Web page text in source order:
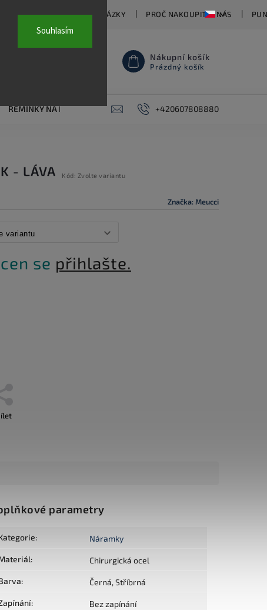
Souhlasím
ČASTO KLADENÉ OTÁZKY PROČ NAKOUPIT U NÁS
Nákupní košík
Prázdný košík
ŘEMÍNKY NA HODINKY AKCE PIERCING
+420607808880
- LÁVA Kód: Zvolte variantu
Značka: Meucci
se přihlašte.
parametry
: Náramky
: Chirurgická ocel
: Černá, Stříbrná
: Bez zapínání